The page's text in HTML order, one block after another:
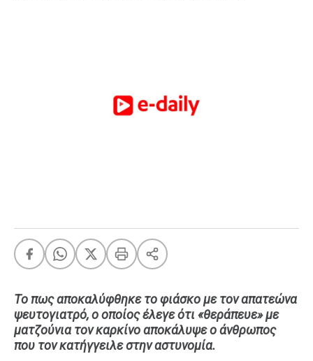
A-List LGBTQI+
Xmas
LIFE
Food
Body+Mind
Τo πως αποκαλύφθηκε το φιάσκο με τον απατεώνα
ψευτογιατρό, ο οποίος έλεγε ότι «θεράπευε» με
ματζούνια τον καρκίνο αποκάλυψε ο άνθρωπος
που τον κατήγγειλε στην αστυνομία.